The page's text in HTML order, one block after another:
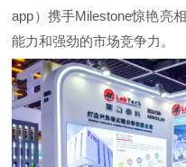
app）携手Milestone惊艳亮相
能力和强劲的市场竞争力。